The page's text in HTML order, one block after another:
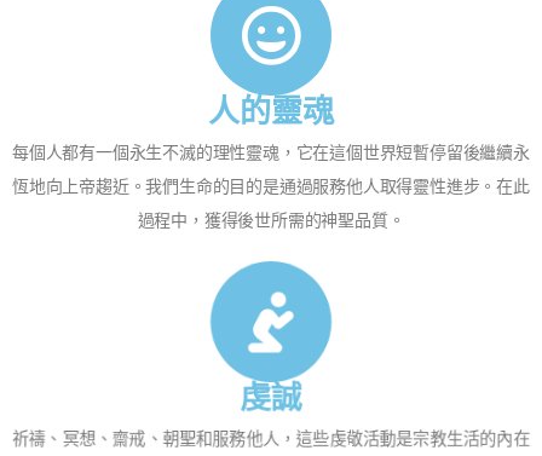
人的靈魂
每個人都有一個永生不滅的理性靈魂，它在這個世界短暫停留後繼續永
恆地向上帝趨近。我們生命的目的是通過服務他人取得靈性進步。在此
過程中，獲得後世所需的神聖品質。
虔誠
祈禱、冥想、齋戒、朝聖和服務他人，這些虔敬活動是宗教生活的內在